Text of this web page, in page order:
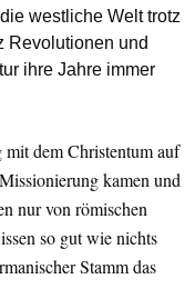
westliche Welt trotz
Revolutionen und
ihre Jahre immer
mit dem Christentum auf
kamen und
nur von römischen
so gut wie nichts
Stamm das